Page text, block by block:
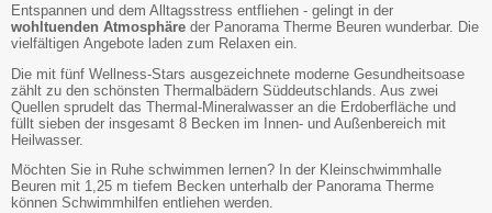
Entspannen und dem Alltagsstress entfliehen - gelingt in der
wohltuenden Atmosphäre der Panorama Therme Beuren wunderbar. Die
vielfältigen Angebote laden zum Relaxen ein.
Die mit fünf Wellness-Stars ausgezeichnete moderne Gesundheitsoase
zählt zu den schönsten Thermalbädern Süddeutschlands. Aus zwei
Quellen sprudelt das Thermal-Mineralwasser an die Erdoberfläche und
füllt sieben der insgesamt 8 Becken im Innen- und Außenbereich mit
Heilwasser.
Möchten Sie in Ruhe schwimmen lernen? In der Kleinschwimmhalle
Beuren mit 1,25 m tiefem Becken unterhalb der Panorama Therme
können Schwimmhilfen entliehen werden.